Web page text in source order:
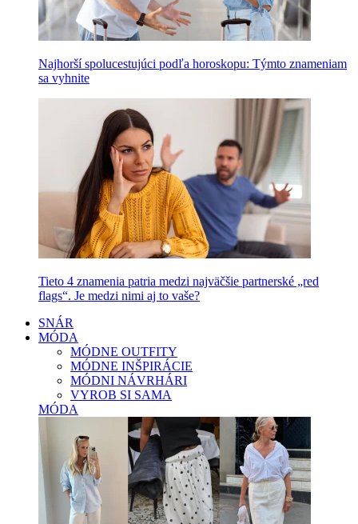
Najhorší spolucestujúci podľa horoskopu: Týmto znameniam
sa vyhnite
Tieto 4 znamenia patria medzi najväčšie partnerské „red
flags“. Je medzi nimi aj to vaše?
SNÁR
MÓDA
MÓDNE OUTFITY
MÓDNE INŠPIRÁCIE
MÓDNI NÁVRHÁRI
VYROB SI SAMA
MÓDA